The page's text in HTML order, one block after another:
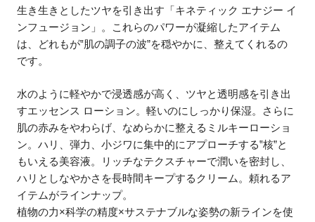
生き生きとしたツヤを引き出す「キネティック エナジー イ
ンフュージョン」。これらのパワーが凝縮したアイテム
は、どれもが‟肌の調子の波”を穏やかに、整えてくれるの
です。
水のように軽やかで浸透感が高く、ツヤと透明感を引き出
すエッセンス ローション。軽いのにしっかり保湿。さらに
肌の赤みをやわらげ、なめらかに整えるミルキーローショ
ン。ハリ、弾力、小ジワに集中的にアプローチする‟核”と
もいえる美容液。リッチなテクスチャーで潤いを密封し、
ハリとしなやかさを長時間キープするクリーム。頼れるア
イテムがラインナップ。
植物の力×科学の精度×サステナブルな姿勢の新ラインを使